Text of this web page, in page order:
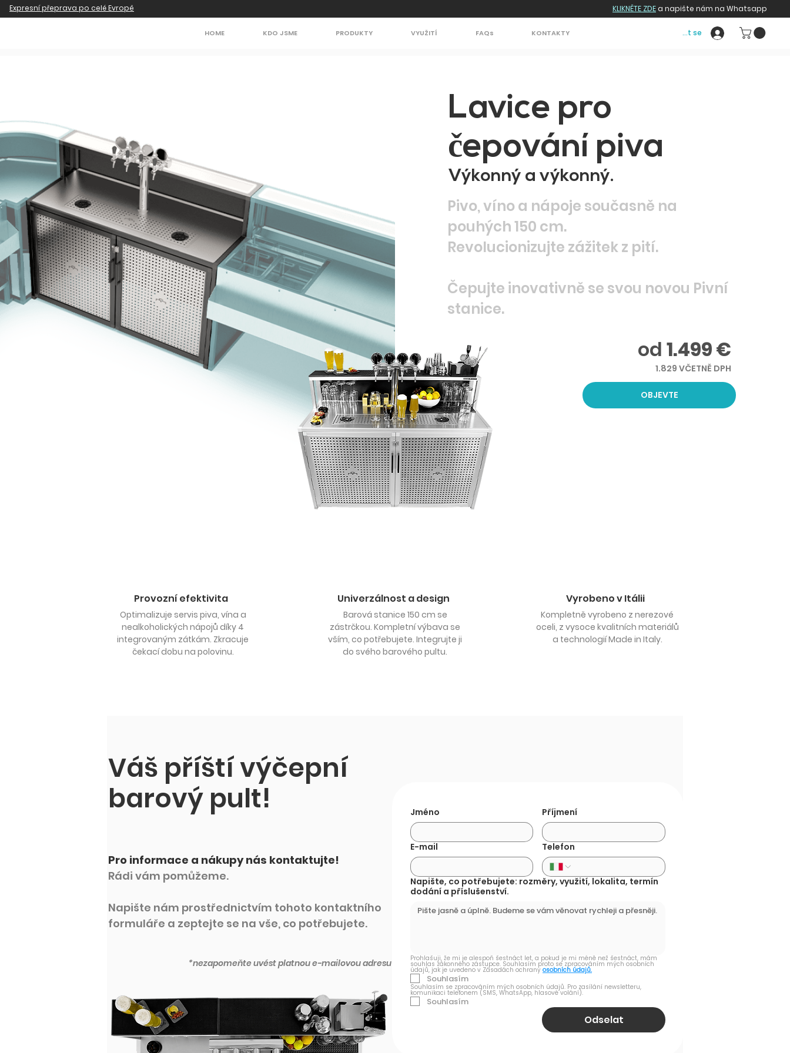
Expresní přeprava po celé Evropě KLIKNĚTE ZDEa napište nám na Whatsapp
HOME KDO JSME PRODUKTY VYUŽITÍ FAQs KONTAKTY Přihlásit se
Lavice pro
čepování piva
Výkonný a výkonný.
Pivo, víno a nápoje současně na
pouhých 150 cm.
Revolucionizujte zážitek z pití.
Čepujte inovativně se svou novou Pivní
stanice.
od 1.499 €
1.829 VČETNĚ DPH
OBJEVTE
Provozní efektivita
Optimalizuje servis piva, vína a
nealkoholických nápojů díky 4
integrovaným zátkám. Zkracuje
čekací dobu na polovinu.
Univerzálnost a design
Barová stanice 150 cm se
zástrčkou. Kompletní výbava se
vším, co potřebujete. Integrujte ji
do svého barového pultu.
Vyrobeno v Itálii
Kompletně vyrobeno z nerezové
oceli, z vysoce kvalitních materiálů
a technologií Made in Italy.
Váš příští výčepní
barový pult!
Pro informace a nákupy nás kontaktujte!
Rádi vám pomůžeme.
Napište nám prostřednictvím tohoto kontaktního
formuláře a zeptejte se na vše, co potřebujete.
*nezapomeňte uvést platnou e-mailovou adresu
Jméno Příjmení
E-mail Telefon
Napište, co potřebujete: rozměry, využití, lokalita, termín
dodání a příslušenství.
Prohlašuji, že mi je alespoň šestnáct let, a pokud je mi méně než šestnáct, mám
souhlas zákonného zástupce. Souhlasím proto se zpracováním mých osobních
údajů, jak je uvedeno v Zásadách ochrany osobních údajů.
Souhlasím
Souhlasím se zpracováním mých osobních údajů. Pro zasílání newsletteru,
komunikaci telefonem (SMS, WhatsApp, hlasové volání).
Souhlasím
Odselat